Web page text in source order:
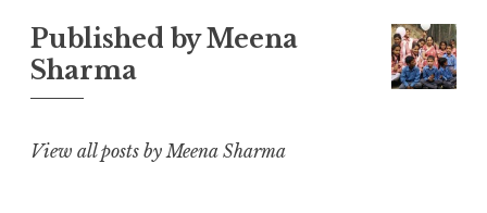
L
i
n
A
p
p
b
o
r
a
e
Published byMeena
Sharma
View all posts by Meena Sharma